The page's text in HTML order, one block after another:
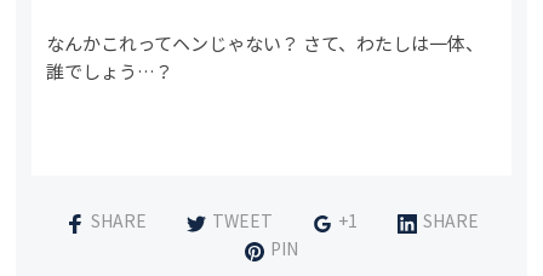
なんかこれってヘンじゃない？ さて、わたしは一体、
誰でしょう…？
SHARE TWEET +1
SHARE
PIN